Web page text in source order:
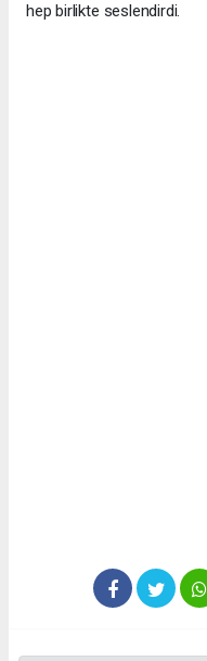
hep birlikte seslendirdi.